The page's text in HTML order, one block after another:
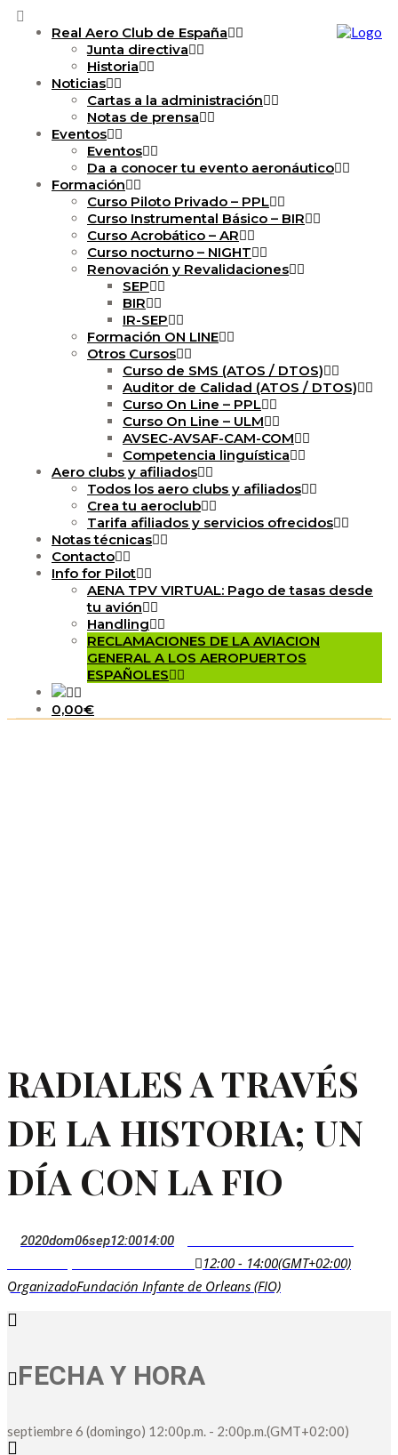
Real Aero Club de España
Junta directiva
Historia
Noticias
Cartas a la administración
Notas de prensa
Eventos
Eventos
Da a conocer tu evento aeronáutico
Formación
Curso Piloto Privado – PPL
Curso Instrumental Básico – BIR
Curso Acrobático – AR
Curso nocturno – NIGHT
Renovación y Revalidaciones
SEP
BIR
IR-SEP
Formación ON LINE
Otros Cursos
Curso de SMS (ATOS / DTOS)
Auditor de Calidad (ATOS / DTOS)
Curso On Line – PPL
Curso On Line – ULM
AVSEC-AVSAF-CAM-COM
Competencia linguística
Aero clubs y afiliados
Todos los aero clubs y afiliados
Crea tu aeroclub
Tarifa afiliados y servicios ofrecidos
Notas técnicas
Contacto
Info for Pilot
AENA TPV VIRTUAL: Pago de tasas desde
tu avión
Handling
RECLAMACIONES DE LA AVIACION
GENERAL A LOS AEROPUERTOS
ESPAÑOLES
0,00€
RADIALES A TRAVÉS
DE LA HISTORIA; UN
DÍA CON LA FIO
2020dom06sep12:0014:00
12:00 - 14:00(GMT+02:00)
OrganizadoFundación Infante de Orleans (FIO)
FECHA Y HORA
septiembre 6 (domingo) 12:00p.m. - 2:00p.m. (GMT+02:00)